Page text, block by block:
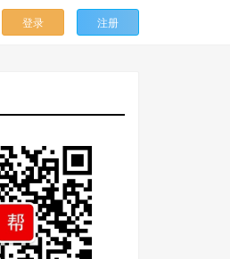
登录 注册